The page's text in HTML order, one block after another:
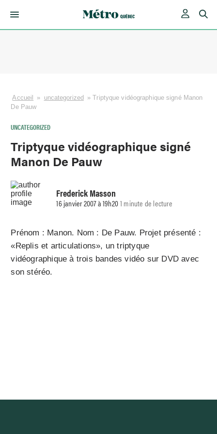
Accueil » uncategorized »Triptyque vidéographique signé Manon
De Pauw
UNCATEGORIZED
Triptyque vidéographique signé
Manon De Pauw
Frederick Masson
16 janvier 2007 à 19h201 minute de lecture
Prénom : Manon. Nom : De Pauw. Projet présenté :
«Replis et articulations», un triptyque
vidéographique à trois bandes vidéo sur DVD avec
son stéréo.